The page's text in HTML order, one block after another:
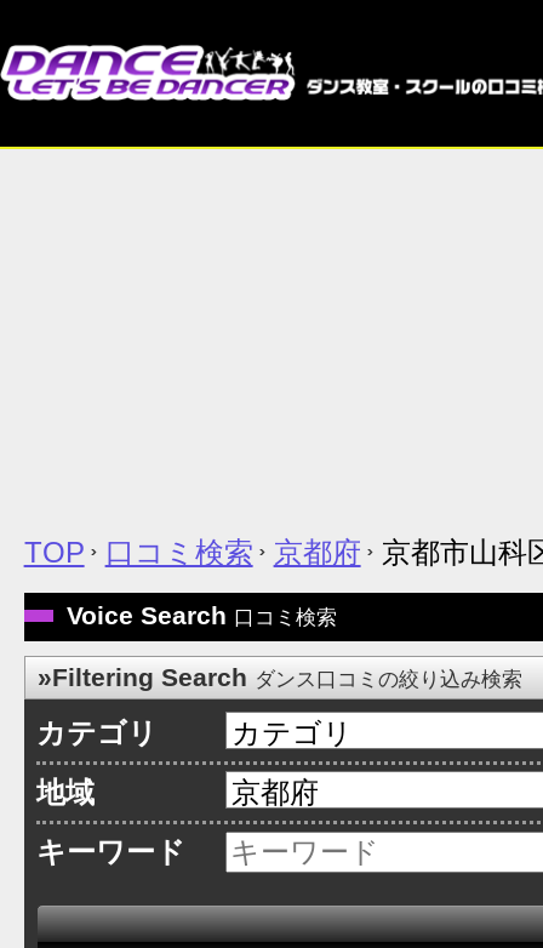
TOP 口コミ検索 京都府 京都市山科
Voice Search 口コミ検索
»Filtering Search ダンス口コミの絞り込み検索
カテゴリ
地域
キーワード